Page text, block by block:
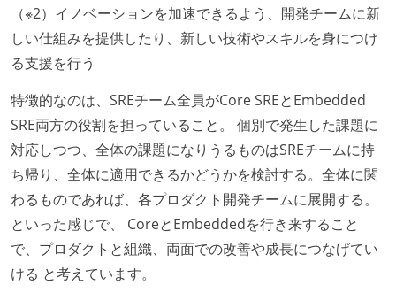
（※2）イノベーションを加速できるよう、開発チームに新
しい仕組みを提供したり、新しい技術やスキルを身につけ
る支援を行う
特徴的なのは、SREチーム全員がCore SREとEmbedded
SRE両方の役割を担っていること。 個別で発生した課題に
対応しつつ、全体の課題になりうるものはSREチームに持
ち帰り、全体に適用できるかどうかを検討する。全体に関
わるものであれば、各プロダクト開発チームに展開する。
といった感じで、 CoreとEmbeddedを行き来すること
で、プロダクトと組織、両面での改善や成長につなげてい
ける と考えています。